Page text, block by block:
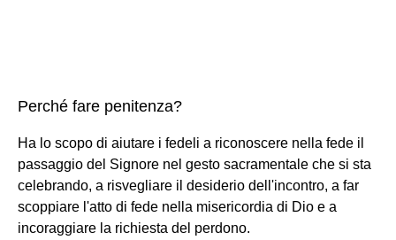
Perché fare penitenza?
Ha lo scopo di aiutare i fedeli a riconoscere nella fede il
passaggio del Signore nel gesto sacramentale che si sta
celebrando, a risvegliare il desiderio dell'incontro, a far
scoppiare l'atto di fede nella misericordia di Dio e a
incoraggiare la richiesta del perdono.